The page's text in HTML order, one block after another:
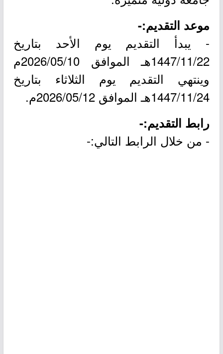
موعد التقديم:-
- يبدأ التقديم يوم الأحد بتاريخ
1447/11/22هـ الموافق 2026/05/10م
وينتهي التقديم يوم الثلاثاء بتاريخ
1447/11/24هـ الموافق 2026/05/12م.
رابط التقديم:-
- من خلال الرابط التالي:-